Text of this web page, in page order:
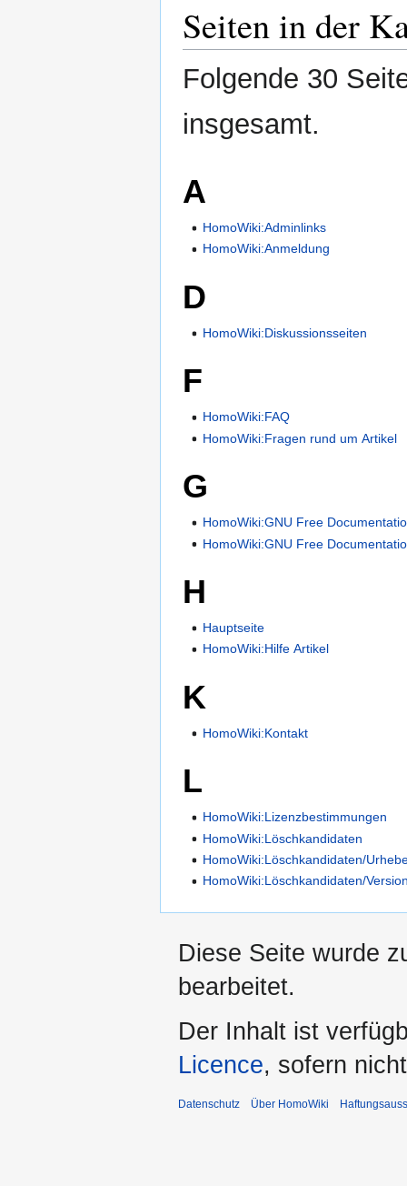
Seiten in der
Folgende 30
insgesamt.
A
HomoWiki:Adminlinks
HomoWiki:Anmeldung
D
HomoWiki:Diskussionsseiten
F
HomoWiki:FAQ
HomoWiki:Fragen rund um Artikel
G
HomoWiki:GNU Free
HomoWiki:GNU Free
H
Hauptseite
HomoWiki:Hilfe Artikel
K
HomoWiki:Kontakt
L
HomoWiki:Lizenzbestimmungen
HomoWiki:Löschkandidaten
HomoWiki:Löschkandidaten/
HomoWiki:Löschkandidaten/
Diese Seite wurde
bearbeitet.
Der Inhalt ist
Licence, sofern
Datenschutz Über HomoWiki